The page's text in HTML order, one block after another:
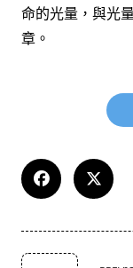
命的光量，與光
章。
<span